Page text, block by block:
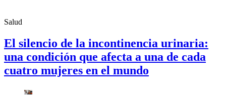
Salud
El silencio de la incontinencia urinaria:
una condición que afecta a una de cada
cuatro mujeres en el mundo